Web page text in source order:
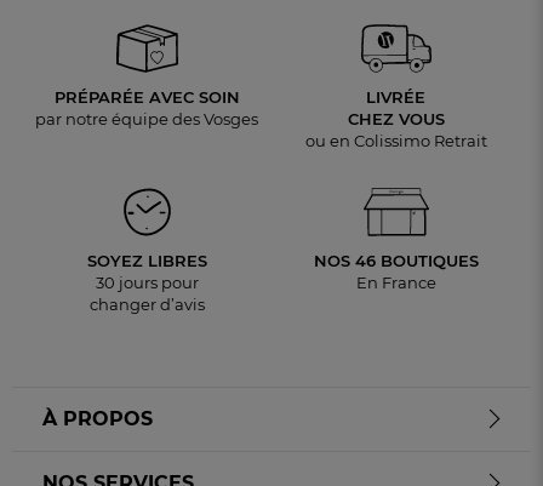
PRÉPARÉE AVEC SOIN
par notre équipe des Vosges
LIVRÉE
CHEZ VOUS
ou en Colissimo Retrait
SOYEZ LIBRES
30 jours pour
changer d’avis
NOS 46 BOUTIQUES
En France
À PROPOS